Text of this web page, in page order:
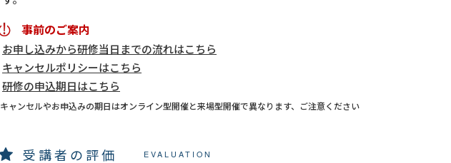
事前のご案内
お申し込みから研修当日までの流れはこちら
キャンセルポリシーはこちら
研修の申込期日はこちら
キャンセルやお申込みの期日はオンライン型開催と来場型開催で異なります、ご注意ください
受講者の評価 EVALUATION